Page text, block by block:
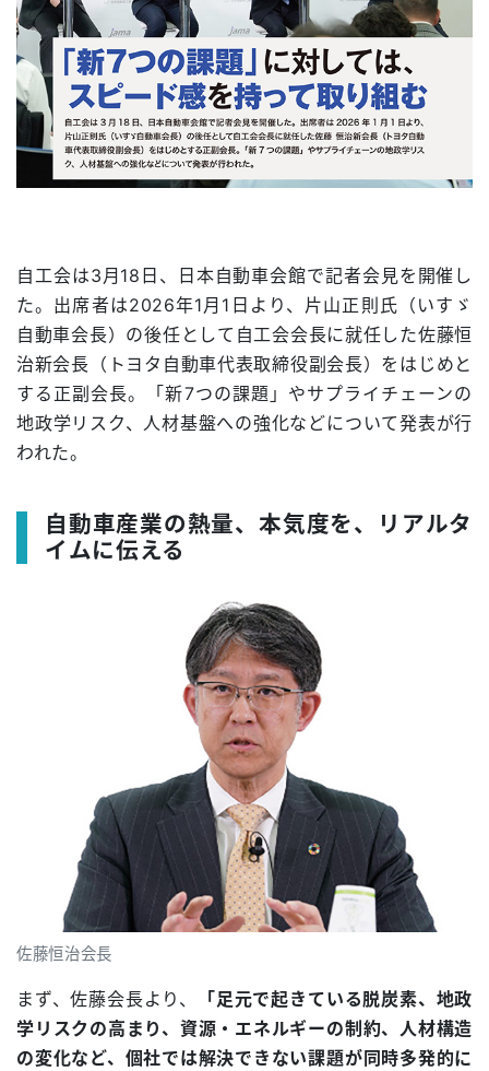
自工会は3月18日、日本自動車会館で記者会見を開催し
た。出席者は2026年1月1日より、片山正則氏（いすゞ
自動車会長）の後任として自工会会長に就任した佐藤恒
治新会長（トヨタ自動車代表取締役副会長）をはじめと
する正副会長。「新7つの課題」やサプライチェーンの
地政学リスク、人材基盤への強化などについて発表が行
われた。
自動車産業の熱量、本気度を、リアルタ
イムに伝える
佐藤恒治会長
まず、佐藤会長より、
「足元で起きている脱炭素、地政
学リスクの高まり、資源・エネルギーの制約、人材構造
の変化など、個社では解決できない課題が同時多発的に